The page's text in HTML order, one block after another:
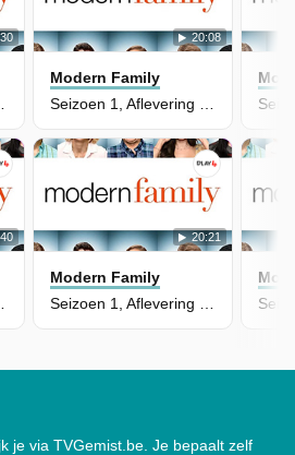
Scout
20:08
Modern Family
Seizoen 1, Aflevering 20 - Benched
20:21
Modern Family
je via TVGemist.be. Je bepaalt zelf